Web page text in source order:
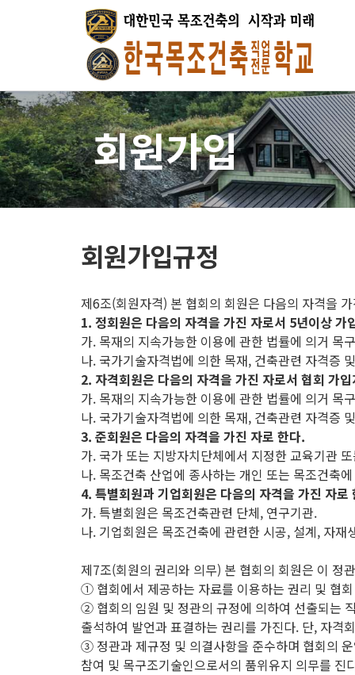
회원가입
회원가입규정
제6조(회원자격) 본 협회의 회원은 다음의 자격을
1. 정회원은 다음의 자격을 가진 자로서 5년이상 가
가. 목재의 지속가능한 이용에 관한 법률에 의거 목
나. 국가기술자격법에 의한 목재, 건축관련 자격증
2. 자격회원은 다음의 자격을 가진 자로서 협회 가
가. 목재의 지속가능한 이용에 관한 법률에 의거 목
나. 국가기술자격법에 의한 목재, 건축관련 자격증
3. 준회원은 다음의 자격을 가진 자로 한다.
가. 국가 또는 지방자치단체에서 지정한 교육기관
나. 목조건축 산업에 종사하는 개인 또는 목조건축
4. 특별회원과 기업회원은 다음의 자격을 가진 자로
가. 특별회원은 목조건축관련 단체, 연구기관.
나. 기업회원은 목조건축에 관련한 시공, 설계, 자재
제7조(회원의 권리와 의무) 본 협회의 회원은 이 정
① 협회에서 제공하는 자료를 이용하는 권리 및 협
② 협회의 임원 및 정관의 규정에 의하여 선출되는
출석하여 발언과 표결하는 권리를 가진다. 단, 자격
③ 정관과 제규정 및 의결사항을 준수하며 협회의
참여 및 목구조기술인으로서의 품위유지 의무를 진